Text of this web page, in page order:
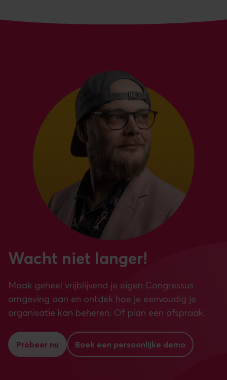
Wacht niet langer!
Maak geheel vrijblijvend je eigen Congressus
omgeving aan en ontdek hoe je eenvoudig je
organisatie kan beheren. Of plan een afspraak.
Probeer nu Boek een persoonlijke demo